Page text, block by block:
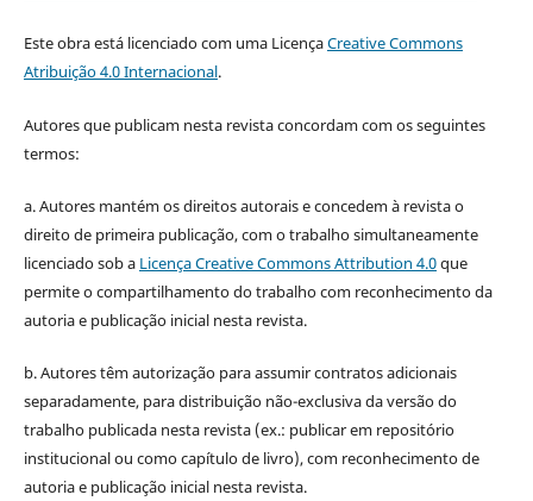
Este obra está licenciado com uma LicençaCreative Commons
Atribuição 4.0 Internacional.
Autores que publicam nesta revista concordam com os seguintes
termos:
a. Autores mantém os direitos autorais e concedem à revista o
direito de primeira publicação, com o trabalho simultaneamente
licenciado sob a Licença Creative Commons Attribution 4.0que
permite o compartilhamento do trabalho com reconhecimento da
autoria e publicação inicial nesta revista.
b. Autores têm autorização para assumir contratos adicionais
separadamente, para distribuição não-exclusiva da versão do
trabalho publicada nesta revista (ex.: publicar em repositório
institucional ou como capítulo de livro), com reconhecimento de
autoria e publicação inicial nesta revista.